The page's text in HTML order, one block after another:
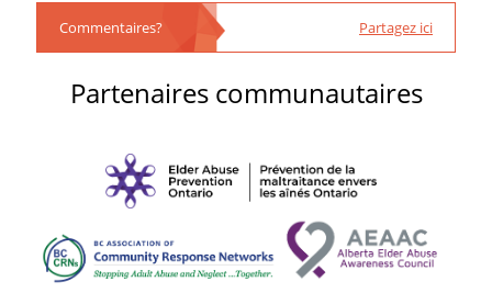
Commentaires? Partagez ici
Partenaires communautaires